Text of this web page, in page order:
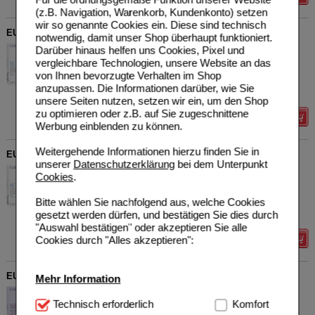
(z.B. Navigation, Warenkorb, Kundenkonto) setzen
wir so genannte Cookies ein. Diese sind technisch
notwendig, damit unser Shop überhaupt funktioniert.
Darüber hinaus helfen uns Cookies, Pixel und
vergleichbare Technologien, unsere Website an das
von Ihnen bevorzugte Verhalten im Shop
anzupassen. Die Informationen darüber, wie Sie
unsere Seiten nutzen, setzen wir ein, um den Shop
zu optimieren oder z.B. auf Sie zugeschnittene
Werbung einblenden zu können.
Weitergehende Informationen hierzu finden Sie in
unserer Datenschutzerklärungbei dem Unterpunkt
Cookies.
Bitte wählen Sie nachfolgend aus, welche Cookies
gesetzt werden dürfen, und bestätigen Sie dies durch
"Auswahl bestätigen" oder akzeptieren Sie alle
Cookies durch "Alles akzeptieren":
Mehr Information
Technisch Notwendig:Hierbei handelt es sich um
Technisch erforderlich Komfort
EUBOS HAUTBALSAM
Dr. Hobein (Nachf.) GmbH
06306970
ml
UVP**
Unser Preis*
Sie sparen
Grundpreis
Details
EUBOS HAUTBALSAM F Lotio
Dr. Hobein (Nachf.) GmbH
06306987
Sie sparen 2,36 €
Grundpreis
51,95 €
EUBOS INTIMATE WOMAN Waschlotion
17378085